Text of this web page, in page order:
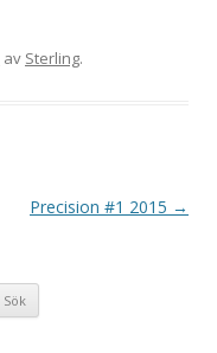
av Sterling.
Precision #1 2015 →